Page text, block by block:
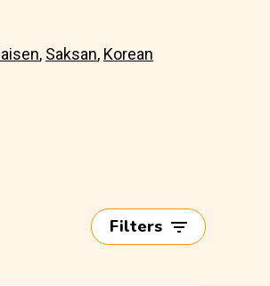
, Saksan, Korean
Filters